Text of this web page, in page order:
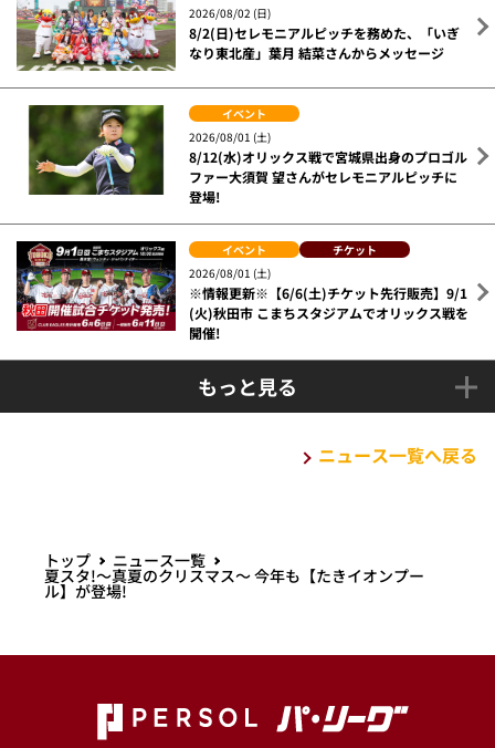
2026/08/02 (日)
8/2(日)セレモニアルピッチを務めた、「いぎ
なり東北産」葉月 結菜さんからメッセージ
イベント
2026/08/01 (土)
8/12(水)オリックス戦で宮城県出身のプロゴル
ファー大須賀 望さんがセレモニアルピッチに
登場!
イベント
チケット
2026/08/01 (土)
※情報更新※【6/6(土)チケット先行販売】9/1
(火)秋田市 こまちスタジアムでオリックス戦を
開催!
もっと見る
ニュース一覧へ戻る
トップ ニュース一覧
夏スタ!～真夏のクリスマス～ 今年も【たきイオンプー
ル】が登場!